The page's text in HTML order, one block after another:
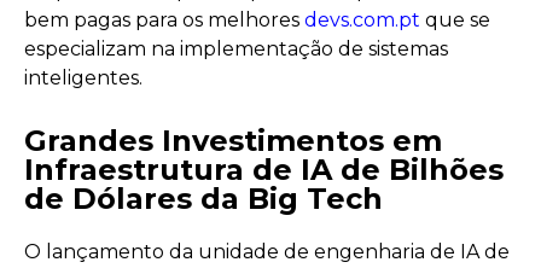
bem pagas para os melhores devs.com.pt que se
especializam na implementação de sistemas
inteligentes.
Grandes Investimentos em
Infraestrutura de IA de Bilhões
de Dólares da Big Tech
O lançamento da unidade de engenharia de IA de